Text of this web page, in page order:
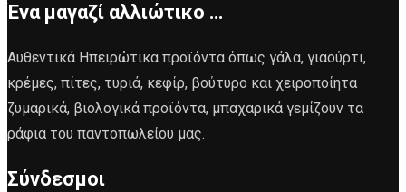
Ένα μαγαζί αλλιώτικο …
Αυθεντικά Ηπειρώτικα προϊόντα όπως γάλα, γιαούρτι,
κρέμες, πίτες, τυριά, κεφίρ, βούτυρο και χειροποίητα
ζυμαρικά, βιολογικά προϊόντα, μπαχαρικά γεμίζουν τα
ράφια του παντοπωλείου μας.
Σύνδεσμοι